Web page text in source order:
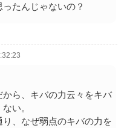
たんじゃないの？
ら、キバの力云々をキバ
い。
、なぜ弱点のキバの力を